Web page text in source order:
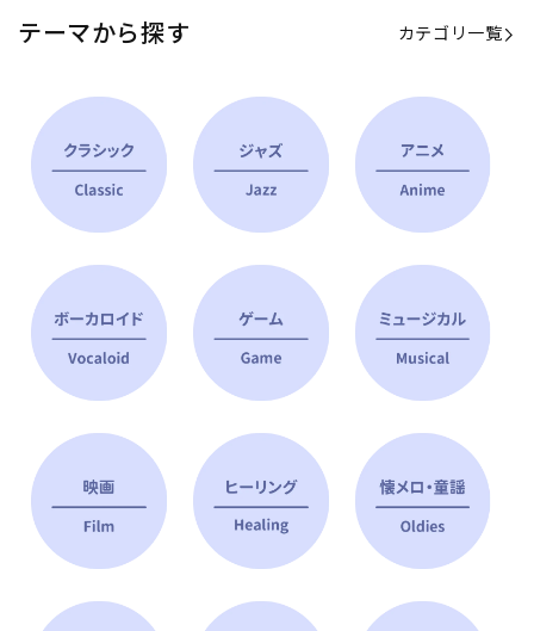
テーマから探す カテゴリ一覧